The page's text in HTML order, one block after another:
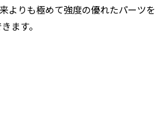
よりも極めて強度の優れたパーツを
ます。